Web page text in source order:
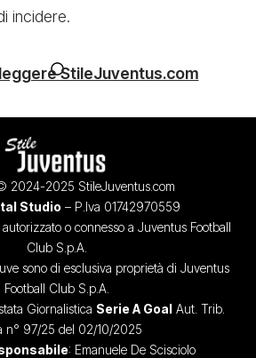
incidere.
StileJuventus.com
2024-2025 StileJuventus.com
Studio – P.Iva 01742970559
o connesso a Juventus Football
Club S.p.A.
sono di esclusiva proprietà di Juventus
Football Club S.p.A.
Giornalistica Serie A Goal Aut. Trib.
n° 97/25 del 02/10/2025
: Emanuele De Scisciolo